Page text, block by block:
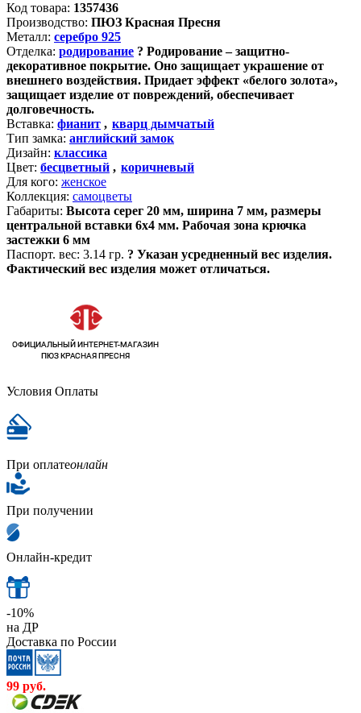
Код товара: 1357436
Производство: ПЮЗ Красная Пресня
Металл: серебро 925
Отделка: родирование ? Родирование – защитно-
декоративное покрытие. Оно защищает украшение от
внешнего воздействия. Придает эффект «белого золота»,
защищает изделие от повреждений, обеспечивает
долговечность.
Вставка: фианит , кварц дымчатый
Тип замка: английский замок
Дизайн: классика
Цвет: бесцветный , коричневый
Для кого: женское
Коллекция: самоцветы
Габариты: Высота серег 20 мм, ширина 7 мм, размеры
центральной вставки 6х4 мм. Рабочая зона крючка
застежки 6 мм
Паспорт. вес: 3.14 гр. ? Указан усредненный вес изделия.
Фактический вес изделия может отличаться.
Условия Оплаты
При оплатеонлайн
При получении
Онлайн-кредит
-10%
на ДР
Доставка по России
99 руб.